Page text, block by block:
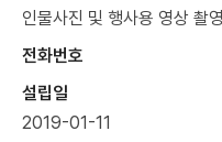
인물사진 및 행사용 영상 촬
전화번호
설립일
2019-01-11